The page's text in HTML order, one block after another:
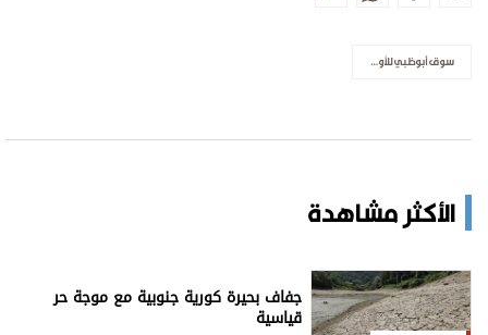
سوق أبوظبي للأوراق المالية
الأكثر مشاهدة
جفاف بحيرة كورية جنوبية مع موجة حر
قياسية